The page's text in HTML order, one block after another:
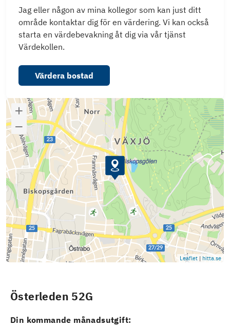
Jag eller någon av mina kollegor som kan just ditt
område kontaktar dig för en värdering. Vi kan också
starta en värdebevakning åt dig via vår tjänst
Värdekollen.
Värdera bostad
Leaflet | hitta.se
Österleden 52G
Din kommande månadsutgift: